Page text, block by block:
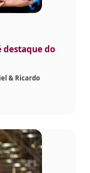
do
& Ricardo